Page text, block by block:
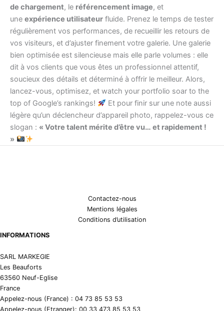
de chargement, le référencement image, et
une expérience utilisateur fluide. Prenez le temps de tester
régulièrement vos performances, de recueillir les retours de
vos visiteurs, et d’ajuster finement votre galerie. Une galerie
bien optimisée est silencieuse mais elle parle volumes : elle
dit à vos clients que vous êtes un professionnel attentif,
soucieux des détails et déterminé à offrir le meilleur. Alors,
lancez-vous, optimisez, et watch your portfolio soar to the
top of Google’s rankings!
Et pour finir sur une note aussi
légère qu’un déclencheur d’appareil photo, rappelez-vous ce
slogan : « Votre talent mérite d’être vu… et rapidement !
»
Contactez-nous
Mentions légales
Conditions d’utilisation
INFORMATIONS
SARL MARKEGIE
Les Beauforts
63560 Neuf-Eglise
France
Appelez-nous (France) : 04 73 85 53 53
Appelez-nous (Etranger): 00 33 473 85 53 53